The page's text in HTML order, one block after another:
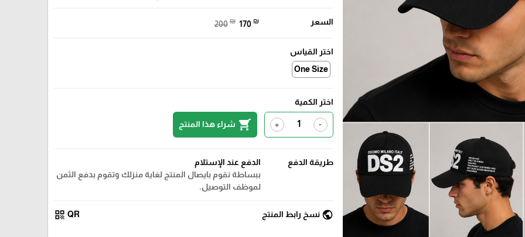
السعر 200 ₪ 170 ₪
اختر القياس
One Size
اختر الكمية
-
+
shopping_cart شراء هذا المنتج
طريقة الدفع
الدفع عند الإستلام
ببساطة نقوم بايصال المنتج لغاية منزلك وتقوم بدفع الثمن
لموظف التوصيل.
public نسخ رابط المنتج QR
qr_code